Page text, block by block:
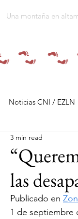
Una montaña en
Noticias CNI / EZLN
y pueblos indígenas
Tren Maya
las
3 min read
Publicado en
1 de septiembre